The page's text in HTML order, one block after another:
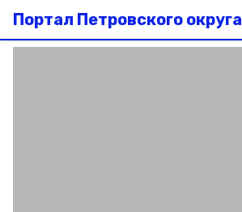
Портал Петровского округа